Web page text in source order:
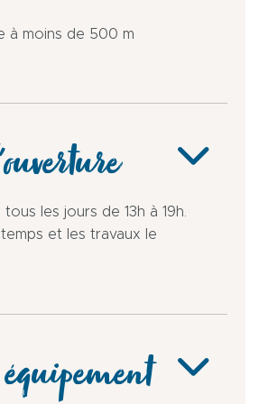
à moins de 500 m
tous les jours de 13h à 19h.
et les travaux le